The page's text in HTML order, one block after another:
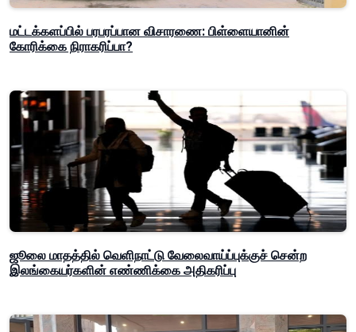
மட்டக்களப்பில் பரபரப்பான விசாரணை: பிள்ளையானின்
கோரிக்கை நிராகரிப்பா?
ஜூலை மாதத்தில் வெளிநாட்டு வேலைவாய்ப்புக்குச் சென்ற
இலங்கையர்களின் எண்ணிக்கை அதிகரிப்பு